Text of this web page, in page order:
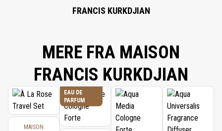
FRANCIS KURKDJIAN
MERE FRA MAISON
FRANCIS KURKDJIAN
MAISON
EAU DE
PARFUM